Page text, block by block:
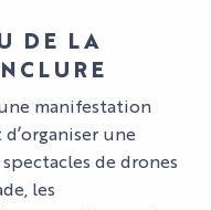
DE LA
manifestation
une
de drones
les